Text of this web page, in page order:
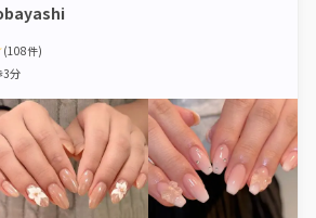
(108件)
3分